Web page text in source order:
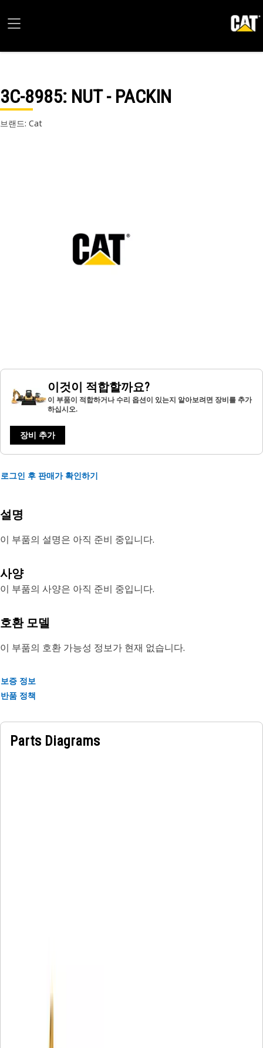
3C-8985: NUT - PACKIN
브랜드: Cat
이것이 적합할까요?
이 부품이 적합하거나 수리 옵션이 있는지 알아보려면 장비를 추가
하십시오.
장비 추가
로그인 후 판매가 확인하기
설명
이 부품의 설명은 아직 준비 중입니다.
사양
이 부품의 사양은 아직 준비 중입니다.
호환 모델
이 부품의 호환 가능성 정보가 현재 없습니다.
보증 정보
반품 정책
Parts Diagrams